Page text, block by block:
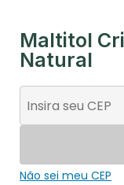
Maltitol
Natural
Não sei meu CEP